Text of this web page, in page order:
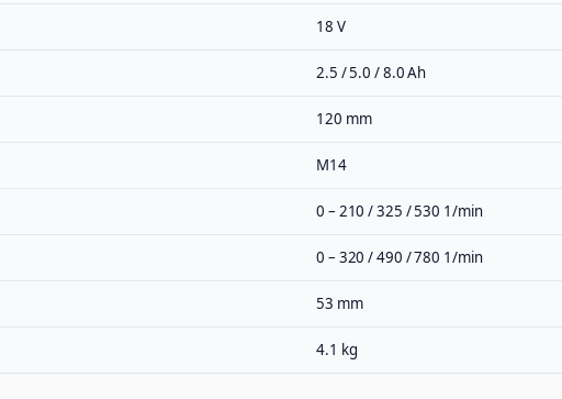
18 V
2.5 / 5.0 / 8.0 Ah
120 mm
M14
0 – 210 / 325 / 530 1/min
0 – 320 / 490 / 780 1/min
53 mm
4.1 kg